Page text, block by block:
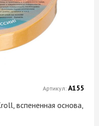
вспененная основа,
Артикул: А155